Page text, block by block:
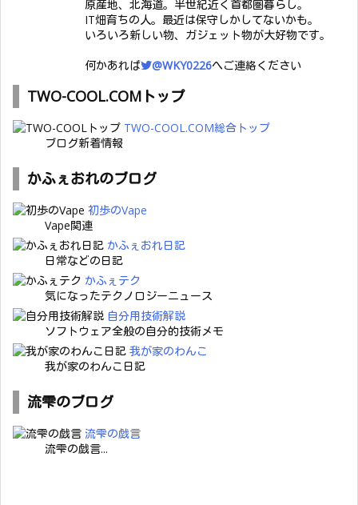
原産地、北海道。半世紀近く首都圏暮らし。
IT畑育ちの人。最近は保守しかしてないかも。
いろいろ新しい物、ガジェット物が大好物です。
何かあれば
@WKY0226へご連絡ください
TWO-COOL.COMトップ
TWO-COOL.COM総合トップ
ブログ新着情報
かふぇおれのブログ
初歩のVape
Vape関連
かふぇおれ日記
日常などの日記
かふぇテク
気になったテクノロジーニュース
自分用技術解説
ソフトウェア全般の自分的技術メモ
我が家のわんこ
我が家のわんこ日記
流雫のブログ
流雫の戯言
流雫の戯言...